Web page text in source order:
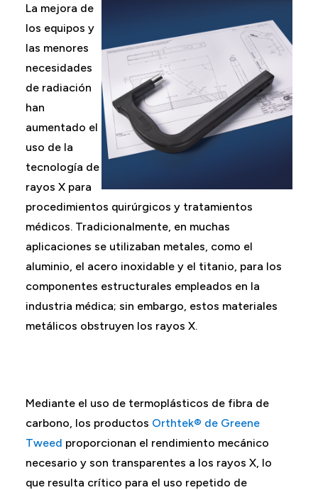
La mejora de
los equipos y
las menores
necesidades
de radiación
han
aumentado el
uso de la
tecnología de
rayos X para
procedimientos quirúrgicos y tratamientos
médicos. Tradicionalmente, en muchas
aplicaciones se utilizaban metales, como el
aluminio, el acero inoxidable y el titanio, para los
componentes estructurales empleados en la
industria médica; sin embargo, estos materiales
metálicos obstruyen los rayos X.
Mediante el uso de termoplásticos de fibra de
carbono, los productos Orthtek® de Greene
Tweed proporcionan el rendimiento mecánico
necesario y son transparentes a los rayos X, lo
que resulta crítico para el uso repetido de